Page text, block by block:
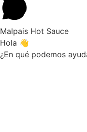
Malpais Hot Sauce
Hola 👋
¿En qué podemos